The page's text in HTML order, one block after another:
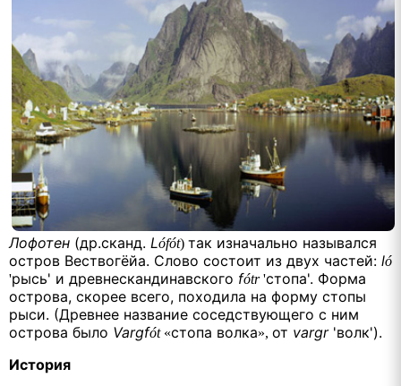
Лофотен (др.сканд. Lófót) так изначально назывался
остров Вествогёйа. Слово состоит из двух частей: ló
'рысь' и древнескандинавского fótr'стопа'. Форма
острова, скорее всего, походила на форму стопы
рыси. (Древнее название соседствующего с ним
острова было Vargfót«стопа волка», от vargr'волк').
История